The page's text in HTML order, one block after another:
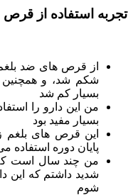
تجربه استفاده از قرص
از قرص های ضد
شکم شد، و همچنین
بسیار کم شد
من این دارو را
بسیار مفید بود
این قرص های بلغم
پایان دوره استفاده
من چند سال است که
شدید داشتم که این
شوم